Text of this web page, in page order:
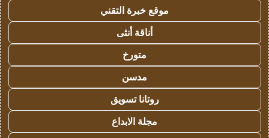
موقع خبرة التقني
أناقة أنثى
متورخ
مدسن
روتانا تسويق
مجلة الابداع